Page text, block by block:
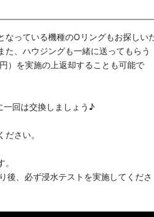
っている機種のOリングもお探しい
、ハウジングも一緒に送ってもらう
）を実施の上返却することも可能で
一回は交換しましょう♪
さい。
後、必ず浸水テストを実施してくださ